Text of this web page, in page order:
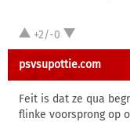
+2/-0
psvsupottie.com
Feit is dat ze qua
flinke voorsprong op